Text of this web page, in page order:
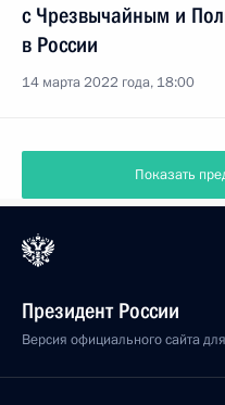
с Чрезвычайным и
в России
14 марта 2022 года, 18:00
Показать
Президент России
Версия официального сайта